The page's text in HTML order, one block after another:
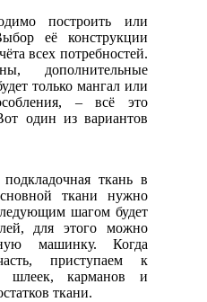
построить или
её конструкции
всех потребностей.
дополнительные
только мангал или
– всё это
один из вариантов
ткань в
ткани нужно
шагом будет
для этого можно
машинку. Когда
приступаем к
шлеек, карманов и
ткани.